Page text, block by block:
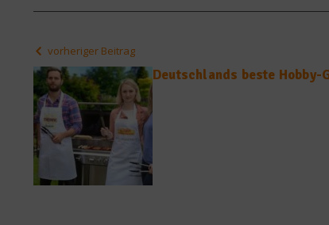
vorheriger Beitrag
Deutschlands beste